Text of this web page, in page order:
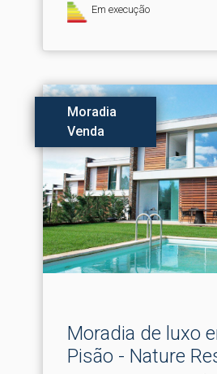
Em execução
Moradia
Venda
Moradia de luxo
Pisão - Nature